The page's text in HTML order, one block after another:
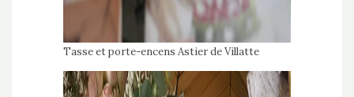
Tasse et porte-encens Astier de Villatte